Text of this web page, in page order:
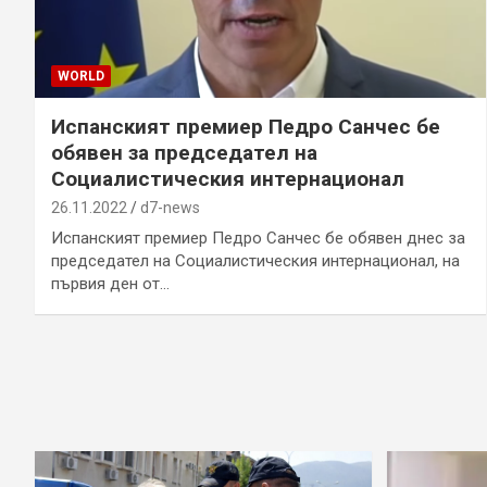
WORLD
Испанският премиер Педро Санчес бе
обявен за председател на
Социалистическия интернационал
26.11.2022 d7-news
Испанският премиер Педро Санчес бе обявен днес за
председател на Социалистическия интернационал, на
първия ден от…